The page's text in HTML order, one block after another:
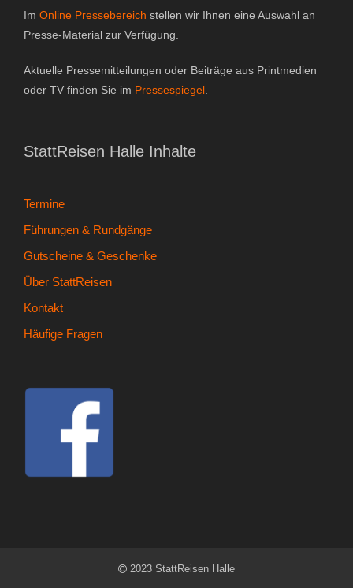
Im Online Pressebereich stellen wir Ihnen eine Auswahl an
Presse-Material zur Verfügung.
Aktuelle Pressemitteilungen oder Beiträge aus Printmedien
oder TV finden Sie im Pressespiegel.
StattReisen Halle Inhalte
Termine
Führungen & Rundgänge
Gutscheine & Geschenke
Über StattReisen
Kontakt
Häufige Fragen
2023 StattReisen Halle